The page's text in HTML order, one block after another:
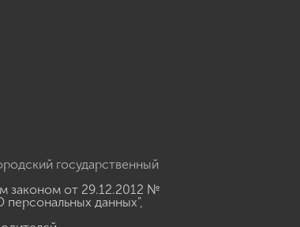
государственный
законом от 29.12.2012 №
данных",